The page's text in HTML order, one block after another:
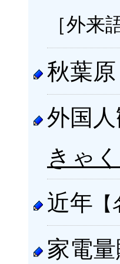
［外来
秋葉原
外国
きゃく
近年
家電